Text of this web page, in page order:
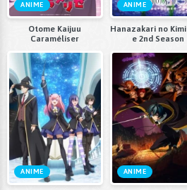
ANIME
Otome Kaijuu
Caraméliser
ANIME
Hanazakari no
e 2nd Season
ANIME ANIME